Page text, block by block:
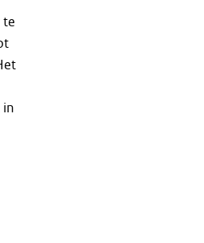
te
in